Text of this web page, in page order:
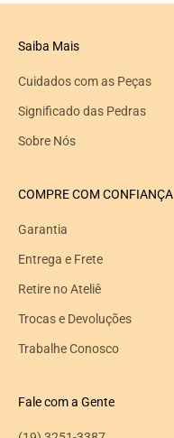
Saiba Mais
Cuidados com as Peças
Significado das Pedras
Sobre Nós
COMPRE COM CONFIANÇA
Garantia
Entrega e Frete
Retire no Ateliê
Trocas e Devoluções
Trabalhe Conosco
Fale com a Gente